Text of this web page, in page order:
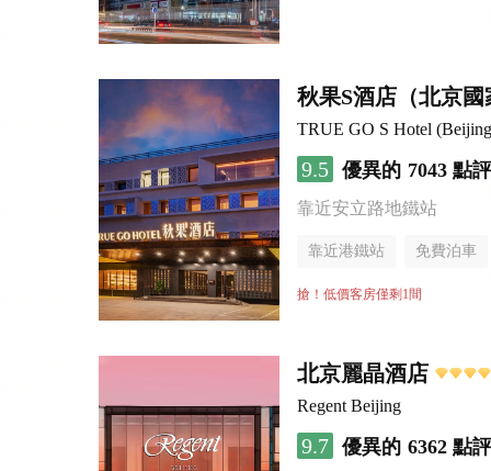
秋果S酒店（北京
TRUE GO S Hotel
9.5 優異的 7043 點評
靠近安立路地鐵站
靠近港鐵站 免費泊車
行李寄存服務
搶！低價客房僅剩1間
北京麗晶酒店
Regent Beijing
9.7 優異的 6362 點評